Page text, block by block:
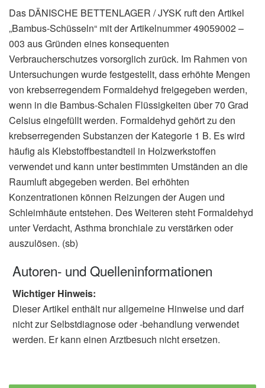
Das DÄNISCHE BETTENLAGER / JYSK ruft den Artikel
„Bambus-Schüsseln“ mit der Artikelnummer 49059002 –
003 aus Gründen eines konsequenten
Verbraucherschutzes vorsorglich zurück. Im Rahmen von
Untersuchungen wurde festgestellt, dass erhöhte Mengen
von krebserregendem Formaldehyd freigegeben werden,
wenn in die Bambus-Schalen Flüssigkeiten über 70 Grad
Celsius eingefüllt werden. Formaldehyd gehört zu den
krebserregenden Substanzen der Kategorie 1 B. Es wird
häufig als Klebstoffbestandteil in Holzwerkstoffen
verwendet und kann unter bestimmten Umständen an die
Raumluft abgegeben werden. Bei erhöhten
Konzentrationen können Reizungen der Augen und
Schleimhäute entstehen. Des Weiteren steht Formaldehyd
unter Verdacht, Asthma bronchiale zu verstärken oder
auszulösen. (sb)
Autoren- und Quelleninformationen
Wichtiger Hinweis:
Dieser Artikel enthält nur allgemeine Hinweise und darf
nicht zur Selbstdiagnose oder -behandlung verwendet
werden. Er kann einen Arztbesuch nicht ersetzen.